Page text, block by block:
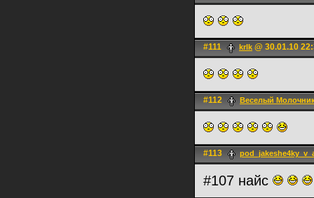
#111 krlk @ 30.01.10
#112 Веселый
#113
#107 найс